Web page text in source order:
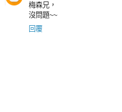
梅森兄，
沒問題~~
回覆